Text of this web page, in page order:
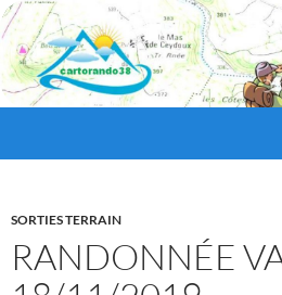
SORTIES TERRAIN
RANDONNÉE